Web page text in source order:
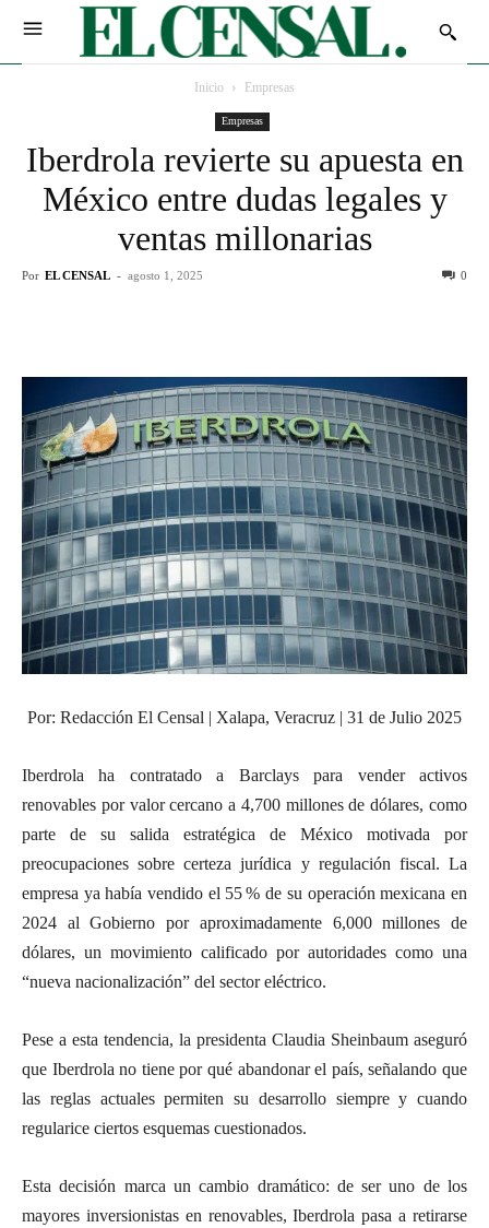
Inicio Empresas
Empresas
Iberdrola revierte su apuesta en
México entre dudas legales y
ventas millonarias
Por EL CENSAL - agosto 1, 2025 0
Por: Redacción El Censal | Xalapa, Veracruz | 31 de Julio 2025
Iberdrola ha contratado a Barclays para vender activos
renovables por valor cercano a 4,700 millones de dólares, como
parte de su salida estratégica de México motivada por
preocupaciones sobre certeza jurídica y regulación fiscal. La
empresa ya había vendido el 55 % de su operación mexicana en
2024 al Gobierno por aproximadamente 6,000 millones de
dólares, un movimiento calificado por autoridades como una
“nueva nacionalización” del sector eléctrico.
Pese a esta tendencia, la presidenta Claudia Sheinbaum aseguró
que Iberdrola no tiene por qué abandonar el país, señalando que
las reglas actuales permiten su desarrollo siempre y cuando
regularice ciertos esquemas cuestionados.
Esta decisión marca un cambio dramático: de ser uno de los
mayores inversionistas en renovables, Iberdrola pasa a retirarse